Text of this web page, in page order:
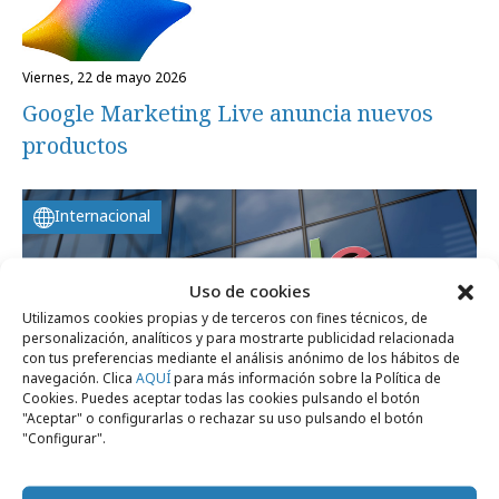
Uso de cookies
Utilizamos cookies propias y de terceros con fines técnicos, de
personalización, analíticos y para mostrarte publicidad relacionada
con tus preferencias mediante el análisis anónimo de los hábitos de
navegación. Clica AQUÍpara más información sobre la Política de
Cookies. Puedes aceptar todas las cookies pulsando el botón
"Aceptar" o configurarlas o rechazar su uso pulsando el botón
"Configurar".
viernes, 22 de mayo 2026
Google Marketing Live anuncia nuevos
productos
Internacional
martes, 19 de mayo 2026